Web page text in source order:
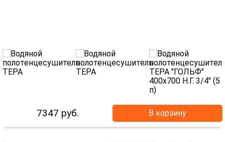
7347 руб. В корзину